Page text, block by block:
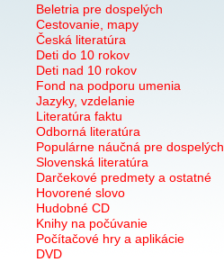
Beletria pre dospelých
Cestovanie, mapy
Česká literatúra
Deti do 10 rokov
Deti nad 10 rokov
Fond na podporu umenia
Jazyky, vzdelanie
Literatúra faktu
Odborná literatúra
Populárne náučná pre dospelých
Slovenská literatúra
Darčekové predmety a ostatné
Hovorené slovo
Hudobné CD
Knihy na počúvanie
Počítačové hry a aplikácie
DVD